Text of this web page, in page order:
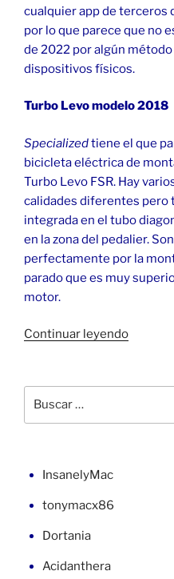
cualquier app de terceros
por lo que parece que no
de 2022 por algún
dispositivos físicos.
Turbo Levo modelo 2018
Specializedtiene el que
bicicleta eléctrica de
Turbo Levo FSR. Hay
calidades diferentes pero
integrada en el tubo
en la zona del pedalier.
perfectamente por la
parado que es muy
motor.
Continuar leyendo
bike
por:
InsanelyMac
tonymacx86
Dortania
Acidanthera